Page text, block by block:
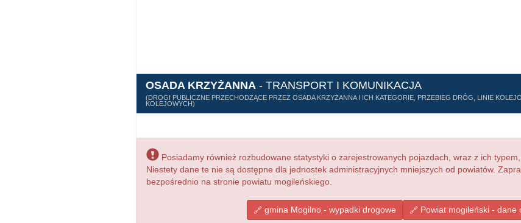
OSADA KRZYŻANNA - TRANSPORT I KOMUNIKACJA
(DROGI PUBLICZNE PRZECHODZĄCE PRZEZ OSADA KRZYŻANNA I ICH KATEGORIE, PRZEBIEG DRÓG, LINIE
KOLEJOWYCH)
Posiadamy również rozbudowane statystyki o zarejestrowanych pojazdach, wraz z ich
Niestety dane te nie są dostępne dla jednostek administracyjnych mniejszych od powiatów.
bezpośrednio na stronie powiatu mogileńskiego.
gmina Mogilno - wypadki drogowe Powiat mogileński - dane